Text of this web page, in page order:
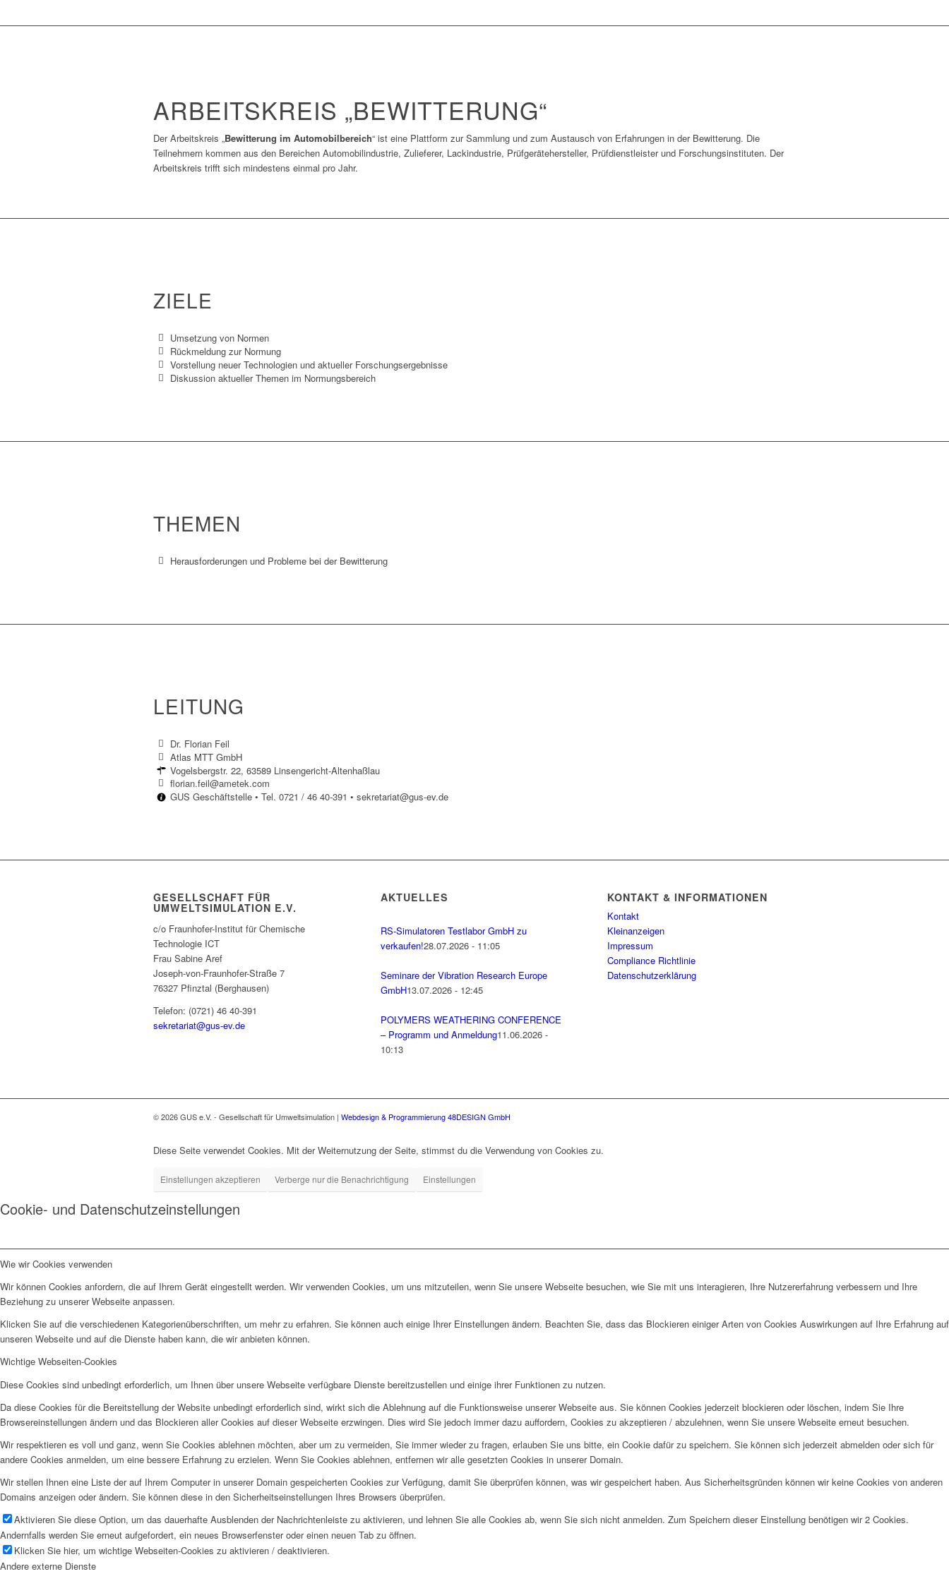
ARBEITSKREIS „BEWITTERUNG“
Der Arbeitskreis „Bewitterung im Automobilbereich“ ist eine Plattform zur Sammlung und zum Austausch von Erfahrungen in der Bewitterung. Die
Teilnehmern kommen aus den Bereichen Automobilindustrie, Zulieferer, Lackindustrie, Prüfgerätehersteller, Prüfdienstleister und Forschungsinstituten. Der
Arbeitskreis trifft sich mindestens einmal pro Jahr.
ZIELE
Umsetzung von Normen
Rückmeldung zur Normung
Vorstellung neuer Technologien und aktueller Forschungsergebnisse
Diskussion aktueller Themen im Normungsbereich
THEMEN
Herausforderungen und Probleme bei der Bewitterung
LEITUNG
Dr. Florian Feil
Atlas MTT GmbH
Vogelsbergstr. 22, 63589 Linsengericht-Altenhaßlau
florian.feil@ametek.com
GUS Geschäftstelle • Tel. 0721 / 46 40-391 • sekretariat@gus-ev.de
GESELLSCHAFT FÜR
UMWELTSIMULATION E.V.
c/o Fraunhofer-Institut für Chemische
Technologie ICT
Frau Sabine Aref
Joseph-von-Fraunhofer-Straße 7
76327 Pfinztal (Berghausen)
Telefon: (0721) 46 40-391
sekretariat@gus-ev.de
AKTUELLES
RS-Simulatoren Testlabor GmbH zu
verkaufen!28.07.2026 - 11:05
Seminare der Vibration Research Europe
GmbH13.07.2026 - 12:45
POLYMERS WEATHERING CONFERENCE
– Programm und Anmeldung11.06.2026 -
10:13
KONTAKT & INFORMATIONEN
Kontakt
Kleinanzeigen
Impressum
Compliance Richtlinie
Datenschutzerklärung
© 2026 GUS e.V. - Gesellschaft für Umweltsimulation | Webdesign & Programmierung 48DESIGN GmbH
Diese Seite verwendet Cookies. Mit der Weiternutzung der Seite, stimmst du die Verwendung von Cookies zu.
Einstellungen akzeptieren Verberge nur die Benachrichtigung Einstellungen
Cookie- und Datenschutzeinstellungen
Wie wir Cookies verwenden
Wir können Cookies anfordern, die auf Ihrem Gerät eingestellt werden. Wir verwenden Cookies, um uns mitzuteilen, wenn Sie unsere Webseite besuchen, wie Sie mit uns interagieren, Ihre Nutzererfahrung verbessern und Ihre
Beziehung zu unserer Webseite anpassen.
Klicken Sie auf die verschiedenen Kategorienüberschriften, um mehr zu erfahren. Sie können auch einige Ihrer Einstellungen ändern. Beachten Sie, dass das Blockieren einiger Arten von Cookies Auswirkungen auf Ihre Erfahrung auf
unseren Webseite und auf die Dienste haben kann, die wir anbieten können.
Wichtige Webseiten-Cookies
Diese Cookies sind unbedingt erforderlich, um Ihnen über unsere Webseite verfügbare Dienste bereitzustellen und einige ihrer Funktionen zu nutzen.
Da diese Cookies für die Bereitstellung der Website unbedingt erforderlich sind, wirkt sich die Ablehnung auf die Funktionsweise unserer Webseite aus. Sie können Cookies jederzeit blockieren oder löschen, indem Sie Ihre
Browsereinstellungen ändern und das Blockieren aller Cookies auf dieser Webseite erzwingen. Dies wird Sie jedoch immer dazu auffordern, Cookies zu akzeptieren / abzulehnen, wenn Sie unsere Webseite erneut besuchen.
Wir respektieren es voll und ganz, wenn Sie Cookies ablehnen möchten, aber um zu vermeiden, Sie immer wieder zu fragen, erlauben Sie uns bitte, ein Cookie dafür zu speichern. Sie können sich jederzeit abmelden oder sich für
andere Cookies anmelden, um eine bessere Erfahrung zu erzielen. Wenn Sie Cookies ablehnen, entfernen wir alle gesetzten Cookies in unserer Domain.
Wir stellen Ihnen eine Liste der auf Ihrem Computer in unserer Domain gespeicherten Cookies zur Verfügung, damit Sie überprüfen können, was wir gespeichert haben. Aus Sicherheitsgründen können wir keine Cookies von anderen
Domains anzeigen oder ändern. Sie können diese in den Sicherheitseinstellungen Ihres Browsers überprüfen.
Aktivieren Sie diese Option, um das dauerhafte Ausblenden der Nachrichtenleiste zu aktivieren, und lehnen Sie alle Cookies ab, wenn Sie sich nicht anmelden. Zum Speichern dieser Einstellung benötigen wir 2 Cookies.
Andernfalls werden Sie erneut aufgefordert, ein neues Browserfenster oder einen neuen Tab zu öffnen.
Klicken Sie hier, um wichtige Webseiten-Cookies zu aktivieren / deaktivieren.
Andere externe Dienste